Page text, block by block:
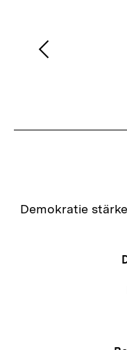
Vorherigen
Zur
Demokratie